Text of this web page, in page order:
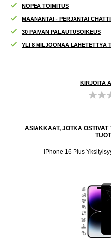
NOPEA TOIMITUS
MAANANTAI - PERJANTAI
30 PÄIVÄN PALAUTUSOIKEUS
YLI 8 MILJOONAA LÄHETETTYÄ
KIRJOITA
ASIAKKAAT, JOTKA OSTIVAT
iPhone 16 Plus